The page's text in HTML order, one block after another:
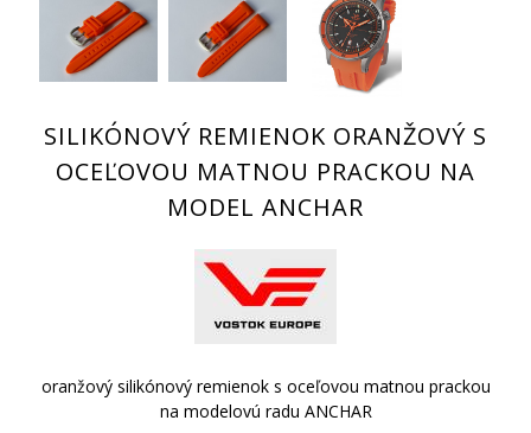
SILIKÓNOVÝ REMIENOK ORANŽOVÝ S
OCEĽOVOU MATNOU PRACKOU NA
MODEL ANCHAR
oranžový silikónový remienok s oceľovou matnou prackou
na modelovú radu ANCHAR